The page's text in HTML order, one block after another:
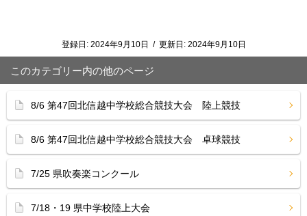
登録日: 2024年9月10日 / 更新日: 2024年9月10日
このカテゴリー内の他のページ
8/6 第47回北信越中学校総合競技大会 陸上競技
8/6 第47回北信越中学校総合競技大会 卓球競技
7/25 県吹奏楽コンクール
7/18・19 県中学校陸上大会